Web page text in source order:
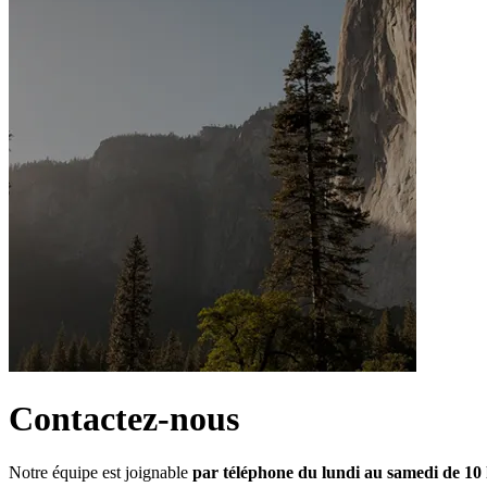
Contactez-nous
Notre équipe est joignable par téléphone du lundi au samedi de 10